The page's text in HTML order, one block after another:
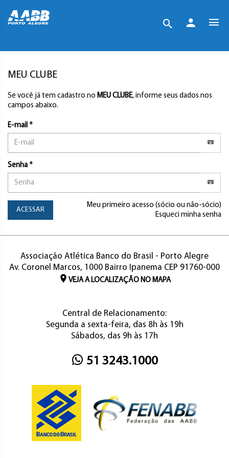
MEU CLUBE
Se você já tem cadastro no MEU CLUBE, informe seus dados nos
campos abaixo.
E-mail *
Senha *
ACESSAR
Meu primeiro acesso (sócio ou não-sócio)
Esqueci minha senha
Associação Atlética Banco do Brasil - Porto Alegre
Av. Coronel Marcos, 1000 Bairro Ipanema CEP 91760-000
VEJA A LOCALIZAÇÃO NO MAPA
Central de Relacionamento:
Segunda a sexta-feira, das 8h às 19h
Sábados, das 9h às 17h
51 3243.1000